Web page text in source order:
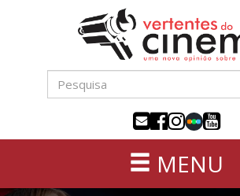
conteúdo
sétima
MENU